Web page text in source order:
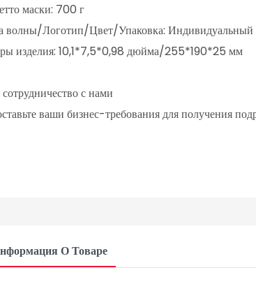
маски: 700 г
волны/Логотип/Цвет/Упаковка: Индивидуальный
изделия: 10,1*7,5*0,98 дюйма/255*190*25 мм
с нами
ваши бизнес-требования для получения
О Товаре